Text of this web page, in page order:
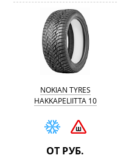
NOKIAN TYRES
HAKKAPELIITTA 10
ОТ РУБ.